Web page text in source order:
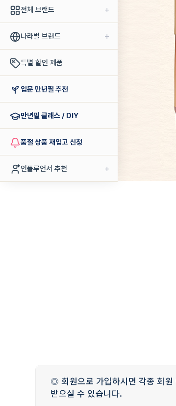
전체 브랜드 +
나라별 브랜드 +
특별 할인 제품
입문 만년필 추천
만년필 클래스 / DIY
품절 상품 재입고 신청
인플루언서 추천 +
◎ 회원으로 가입하시면 각종 회원
받으실 수 있습니다.